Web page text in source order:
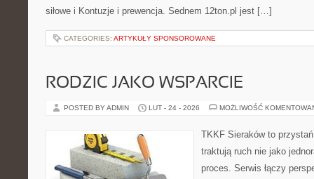
siłowe i Kontuzje i prewencja. Sednem 12ton.pl jest […]
CATEGORIES: ARTYKUŁY SPONSOROWANE
RODZIC JAKO WSPARCIE
POSTED BY ADMIN LUT - 24 - 2026 MOŻLIWOŚĆ
TKKF Sieraków to
traktują ruch nie jako
proces. Serwis łączy